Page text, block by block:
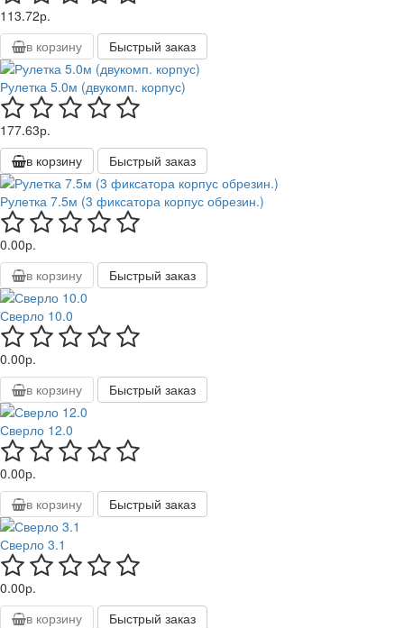
113.72р.
в корзину
Быстрый заказ
Рулетка 5.0м (двукомп. корпус)
177.63р.
в корзину
Быстрый заказ
Рулетка 7.5м (3 фиксатора корпус обрезин.)
0.00р.
в корзину
Быстрый заказ
Сверло 10.0
0.00р.
в корзину
Быстрый заказ
Сверло 12.0
0.00р.
в корзину
Быстрый заказ
Сверло 3.1
0.00р.
в корзину
Быстрый заказ